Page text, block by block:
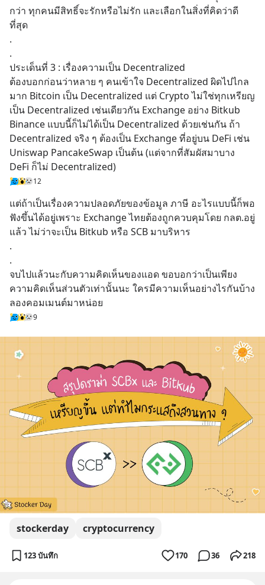
กว่า ทุกคนมีสิทธิ์จะรักหรือไม่รัก และเลือกในสิ่งที่คิดว่าดี
ที่สุด
.
.
ประเด็นที่ 3 : เรื่องความเป็น Decentralized
ต้องบอกก่อนว่าหลาย ๆ คนเข้าใจ Decentralized ผิดไปไกล
มาก Bitcoin เป็น Decentralized แต่ Crypto ไม่ใช่ทุกเหรียญ
เป็น Decentralized เช่นเดียวกัน Exchange อย่าง Bitkub
Binance แบบนี้ก็ไม่ได้เป็น Decentralized ด้วยเช่นกัน ถ้า
Decentralized จริง ๆ ต้องเป็น Exchange ที่อยู่บน DeFi เช่น
Uniswap PancakeSwap เป็นต้น (แต่จากที่สัมผัสมาบาง
DeFi ก็ไม่ Decentralized)
12
แต่ถ้าเป็นเรื่องความปลอดภัยของข้อมูล ภาษี อะไรแบบนี้ก็พอ
ฟังขึ้นได้อยู่เพราะ Exchange ไทยต้องถูกควบคุมโดย กลต.อยู่
แล้ว ไม่ว่าจะเป็น Bitkub หรือ SCB มาบริหาร
.
.
จบไปแล้วนะกับความคิดเห็นของแอด ขอบอกว่าเป็นเพียง
ความคิดเห็นส่วนตัวเท่านั้นนะ ใครมีความเห็นอย่างไรกันบ้าง
ลองคอมเมนต์มาหน่อย
9
stockerday cryptocurrency
123 บันทึก 170 36 218